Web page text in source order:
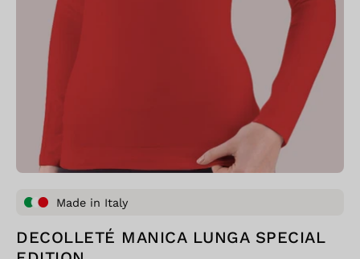
Made in Italy
DECOLLETÉ MANICA LUNGA SPECIAL